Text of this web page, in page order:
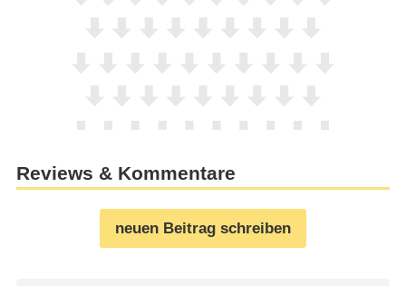
Reviews & Kommentare
neuen Beitrag schreiben